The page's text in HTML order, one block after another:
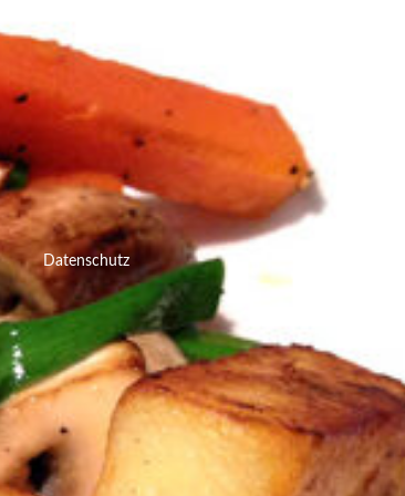
Datenschutz